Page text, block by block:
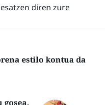
diren zure
estilo kontua da
gosea,